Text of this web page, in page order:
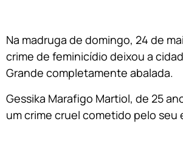
Na madruga de domingo, 24 de
crime de feminicídio deixou a
Grande completamente abalada.
Gessika Marafigo Martiol, de 25
um crime cruel cometido pelo seu